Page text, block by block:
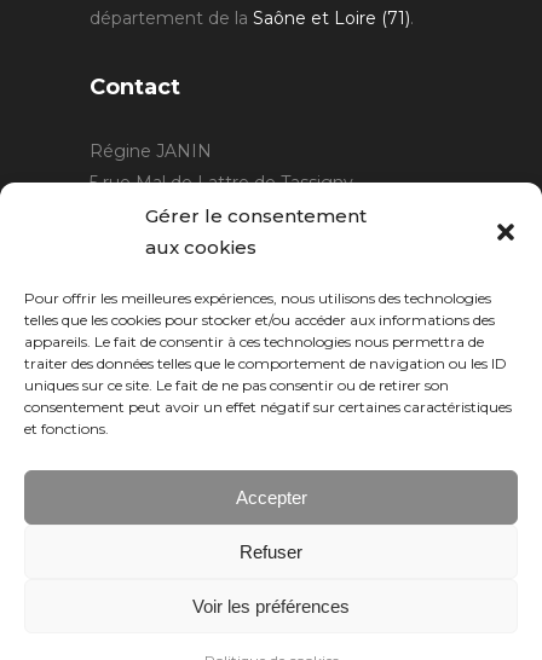
Gérer le consentement
aux cookies
Pour offrir les meilleures expériences, nous utilisons des technologies
telles que les cookies pour stocker et/ou accéder aux informations des
appareils. Le fait de consentir à ces technologies nous permettra de
traiter des données telles que le comportement de navigation ou les ID
uniques sur ce site. Le fait de ne pas consentir ou de retirer son
consentement peut avoir un effet négatif sur certaines caractéristiques
et fonctions.
Accepter
Refuser
Voir les préférences
département de la Saône et Loire (71).
Contact
Régine JANIN
5 rue Mal de Lattre de Tassigny
21220 Gevrey Chambertin
06 15 15 80 29
Horaires :sur rendez-vous.